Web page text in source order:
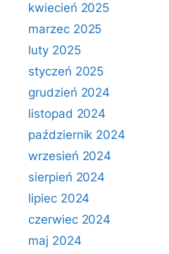
kwiecień 2025
marzec 2025
luty 2025
styczeń 2025
grudzień 2024
listopad 2024
październik 2024
wrzesień 2024
sierpień 2024
lipiec 2024
czerwiec 2024
maj 2024